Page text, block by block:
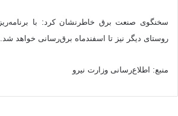
روستای دیگر نیز تا اسفندماه برق‌رسانی خواهد شد.
منبع: اطلاع‌رسانی وزارت نیرو